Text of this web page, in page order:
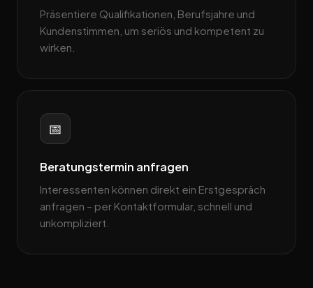
Präsentiere Qualifikationen, Berufsjahre und
Kundenstimmen, um seriös und kompetent zu
wirken.
📅
Beratungstermin anfragen
Interessenten können direkt ein Erstgespräch
anfragen – per Kontaktformular, schnell und
unkompliziert.